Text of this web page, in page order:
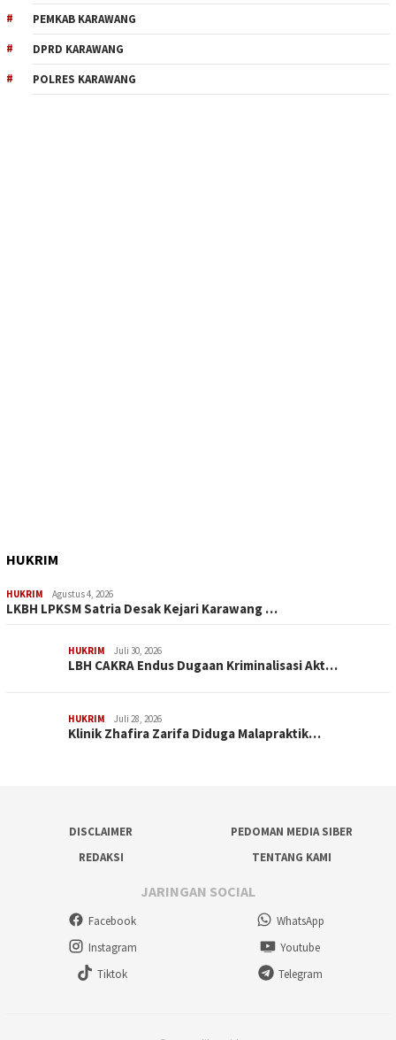
PEMKAB KARAWANG
DPRD KARAWANG
POLRES KARAWANG
HUKRIM
HUKRIM Agustus 4, 2026
LKBH LPKSM Satria Desak Kejari Karawang …
HUKRIM Juli 30, 2026
LBH CAKRA Endus Dugaan Kriminalisasi Akt…
HUKRIM Juli 28, 2026
Klinik Zhafira Zarifa Diduga Malapraktik…
DISCLAIMER
PEDOMAN MEDIA SIBER
REDAKSI
TENTANG KAMI
JARINGAN SOCIAL
Facebook
WhatsApp
Instagram
Youtube
Tiktok
Telegram